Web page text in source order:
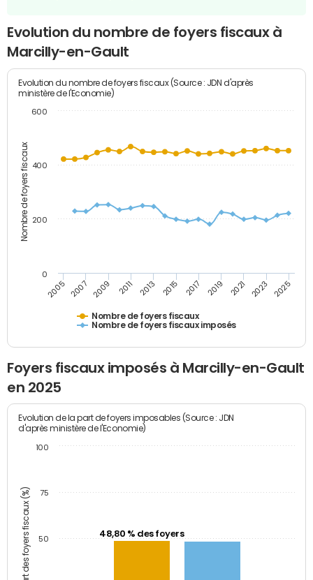
Evolution du nombre de foyers fiscaux à
Marcilly-en-Gault
Nombre de foyers fiscaux
Evolution du nombre de foyers fiscaux (Source : JDN d'après
ministère de l'Economie)
Nombre de foyers fiscaux
Nombre de foyers fiscaux imposés
2005 2007 2009 2011 2013 2015 2017 2019 2021 2023 2025
0
200
400
600
Foyers fiscaux imposés à Marcilly-en-Gault
en 2025
Part des foyers fiscaux (%)
Evolution de la part de foyers imposables (Source : JDN
d'après ministère de l'Economie)
48,80 % des foyers
50
75
100